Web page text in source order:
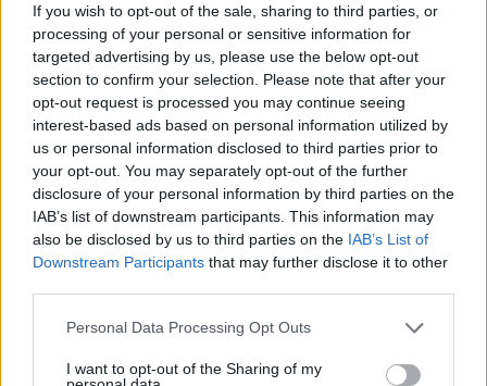
If you wish to opt-out of the sale, sharing to third parties, or
processing of your personal or sensitive information for
targeted advertising by us, please use the below opt-out
section to confirm your selection. Please note that after your
opt-out request is processed you may continue seeing
interest-based ads based on personal information utilized by
us or personal information disclosed to third parties prior to
your opt-out. You may separately opt-out of the further
disclosure of your personal information by third parties on the
IAB’s list of downstream participants. This information may
also be disclosed by us to third parties on the IAB’s List of
Downstream Participants that may further disclose it to other
Personal Data Processing Opt Outs
I want to opt-out of the Sharing of my
Aiuti di Stato e contributi pubblici
Elektroimpianti Srl risulta beneficiaria di 7 aiuti o contributi
pubblici per un totale di 43.176 euro (2021–2024).
2024-05-20
Regolamento per i fondi interprofessionali per la
formazione continua per la concessioni di aiuti di stato
esentati ai s
FONDIMPRESA
2.601 euro
Regolamento per i fondi interprofessionali per la
esentati ai s